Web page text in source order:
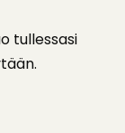
tullessasi